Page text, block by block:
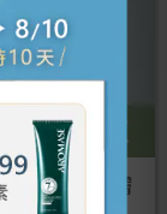
會合併⽪膚